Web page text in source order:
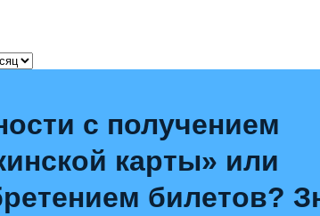
с получением
карты» или
билетов?